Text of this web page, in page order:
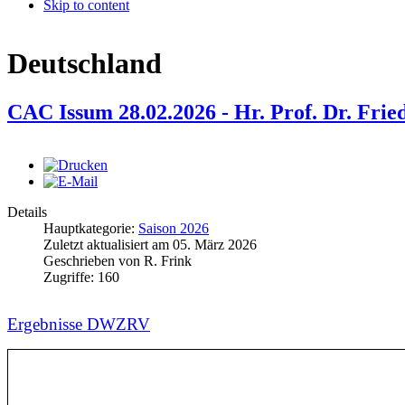
Skip to content
Deutschland
CAC Issum 28.02.2026 - Hr. Prof. Dr.
Details
Hauptkategorie: Saison 2026
Zuletzt aktualisiert am 05. März 2026
Geschrieben von R. Frink
Zugriffe: 160
Ergebnisse DWZRV